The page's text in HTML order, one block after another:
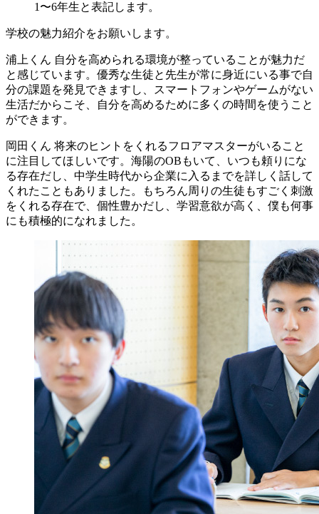
1〜6年生と表記します。
学校の魅力紹介をお願いします。
浦上くん 自分を高められる環境が整っていることが魅力だ
と感じています。優秀な生徒と先生が常に身近にいる事で自
分の課題を発見できますし、スマートフォンやゲームがない
生活だからこそ、自分を高めるために多くの時間を使うこと
ができます。
岡田くん 将来のヒントをくれるフロアマスターがいること
に注目してほしいです。海陽のOBもいて、いつも頼りにな
る存在だし、中学生時代から企業に入るまでを詳しく話して
くれたこともありました。もちろん周りの生徒もすごく刺激
をくれる存在で、個性豊かだし、学習意欲が高く、僕も何事
にも積極的になれました。